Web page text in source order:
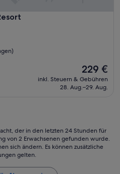
Der
Preis
beträgt
229 €
inkl. Steuern & Gebühren
28. Aug.–29. Aug.
der in den letzten 24 Stunden für
von 2 Erwachsenen gefunden wurde.
sich ändern. Es können zusätzliche
gelten.